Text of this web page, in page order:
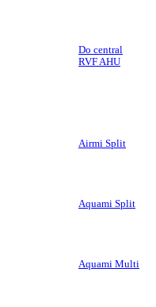
Do central
RVF AHU
Airmi Split
Aquami Split
Aquami Multi